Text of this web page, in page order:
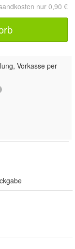
nur 0,90 €
Vorkasse per